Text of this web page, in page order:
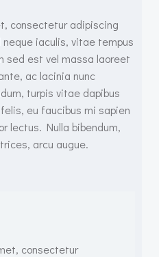
consectetur adipiscing
iaculis, vitae tempus
sed est vel massa laoreet
ac lacinia nunc
turpis vitae dapibus
eu faucibus mi sapien
lectus. Nulla bibendum,
arcu augue.
consectetur